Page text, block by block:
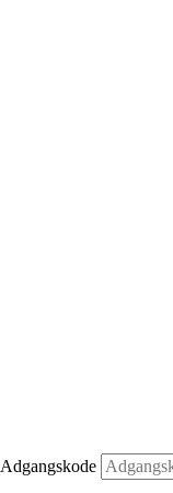
Adgangskode